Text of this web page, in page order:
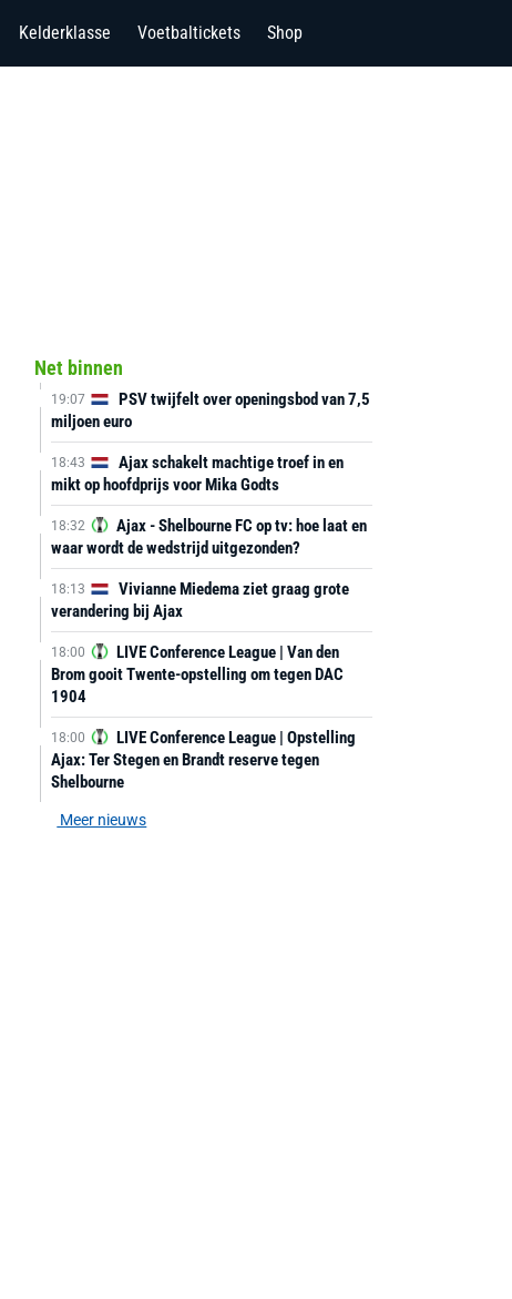
Kelderklasse Voetbaltickets Shop
Net binnen
19:07
PSV twijfelt over openingsbod van 7,5
miljoen euro
18:43
Ajax schakelt machtige troef in en
mikt op hoofdprijs voor Mika Godts
18:32
Ajax - Shelbourne FC op tv: hoe laat en
waar wordt de wedstrijd uitgezonden?
18:13
Vivianne Miedema ziet graag grote
verandering bij Ajax
18:00
LIVE Conference League | Van den
Brom gooit Twente-opstelling om tegen DAC
1904
18:00
LIVE Conference League | Opstelling
Ajax: Ter Stegen en Brandt reserve tegen
Shelbourne
Meer nieuws